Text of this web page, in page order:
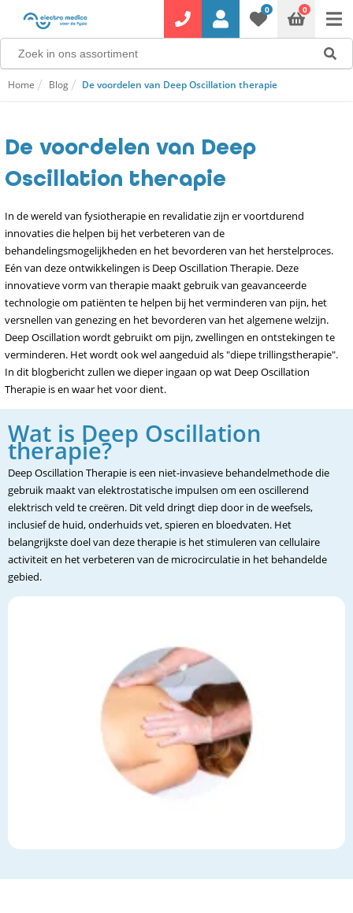
0 0
Home Blog De voordelen van Deep Oscillation therapie
De voordelen van Deep
Oscillation therapie
In de wereld van fysiotherapie en revalidatie zijn er voortdurend
innovaties die helpen bij het verbeteren van de
behandelingsmogelijkheden en het bevorderen van het herstelproces.
Eén van deze ontwikkelingen is Deep Oscillation Therapie. Deze
innovatieve vorm van therapie maakt gebruik van geavanceerde
technologie om patiënten te helpen bij het verminderen van pijn, het
versnellen van genezing en het bevorderen van het algemene welzijn.
Deep Oscillation wordt gebruikt om pijn, zwellingen en ontstekingen te
verminderen. Het wordt ook wel aangeduid als "diepe trillingstherapie".
In dit blogbericht zullen we dieper ingaan op wat Deep Oscillation
Therapie is en waar het voor dient.
Wat is Deep Oscillation
therapie?
Deep Oscillation Therapie is een niet-invasieve behandelmethode die
gebruik maakt van elektrostatische impulsen om een oscillerend
elektrisch veld te creëren. Dit veld dringt diep door in de weefsels,
inclusief de huid, onderhuids vet, spieren en bloedvaten. Het
belangrijkste doel van deze therapie is het stimuleren van cellulaire
activiteit en het verbeteren van de microcirculatie in het behandelde
gebied.